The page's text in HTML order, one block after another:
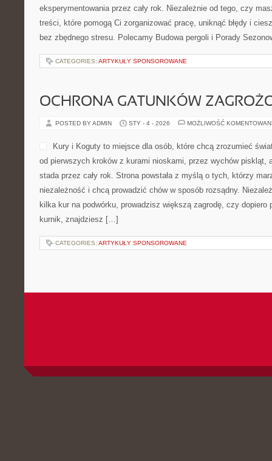
eksperymentowania przez cały rok. Niezależnie od tego, czy
treści, które pomogą Ci zorganizować pracę, uniknąć błędy i
bez zbędnego stresu. Polecamy Budowa pergoli i Porady
CATEGORIES: ARTYKUŁY SPONSOROWANE
OCHRONA GATUNKÓW
POSTED BY ADMIN STY - 4 - 2026 MOŻLIWOŚĆ
Kury i Koguty to miejsce dla osób, które chcą zrozumieć
od pierwszych kroków z kurami nioskami, przez wychów piskląt,
stada przez cały rok. Strona powstała z myślą o tych, którzy
niezależność i chcą prowadzić chów w sposób rozsądny.
kilka kur na podwórku, prowadzisz większą zagrodę, czy dopiero
kurnik, znajdziesz […]
CATEGORIES: ARTYKUŁY SPONSOROWANE